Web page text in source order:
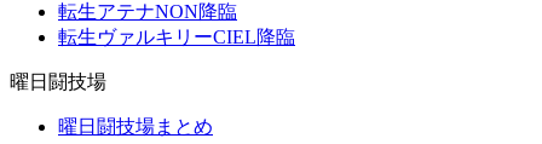
転生アテナNON降臨
転生ヴァルキリーCIEL降臨
曜日闘技場
曜日闘技場まとめ